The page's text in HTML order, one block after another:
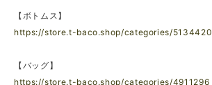
【ボトムス】
https://store.t-baco.shop/categories/5134420
【バッグ】
https://store.t-baco.shop/categories/4911296